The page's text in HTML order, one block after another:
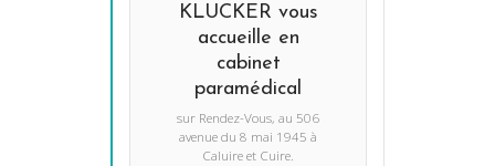
KLUCKER vous
accueille en
cabinet
paramédical
sur Rendez-Vous, au 506
avenue du 8 mai 1945 à
Caluire et Cuire.